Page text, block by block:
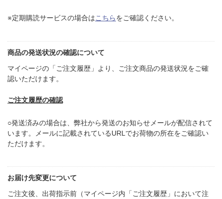
※定期購読サービスの場合はこちらをご確認ください。
商品の発送状況の確認について
マイページの「ご注文履歴」より、ご注文商品の発送状況をご確
認いただけます。
ご注文履歴の確認
○発送済みの場合は、弊社から発送のお知らせメールが配信されて
います。メールに記載されているURLでお荷物の所在をご確認い
ただけます。
お届け先変更について
ご注文後、出荷指示前（マイページ内「ご注文履歴」において注